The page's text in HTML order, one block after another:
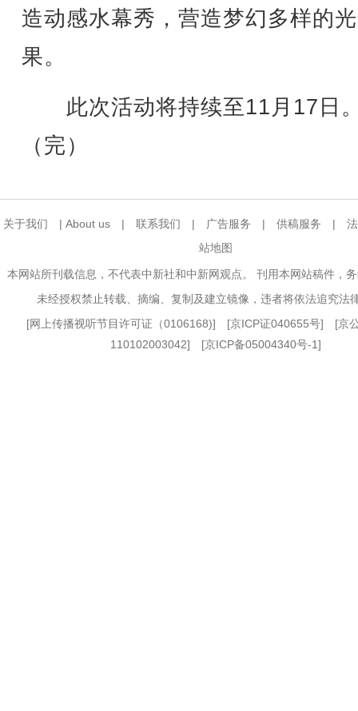
造动感水幕秀，营造梦幻多样的
果。
此次活动将持续至11月17日
（完）
关于我们 | About us | 联系我们 | 广告服务 | 供稿服务 |
站地图
本网站所刊载信息，不代表中新社和中新网观点。 刊用本网站稿件，
未经授权禁止转载、摘编、复制及建立镜像，违者将依法追究法
[网上传播视听节目许可证（0106168)] [京ICP证040655号] [京
110102003042] [京ICP备05004340号-1]